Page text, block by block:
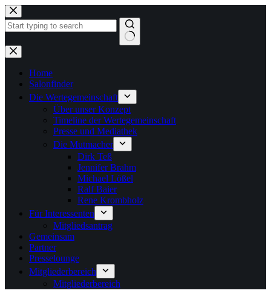
Zum
Inhalt
springen
Keine
Ergebnisse
Home
Salonfinder
Die Wertegemeinschaft
Über unser Konzept
Timeline der Wertegemeinschaft
Presse und Mediathek
Die Mutmacher
Dirk Teß
Jennifer Brahm
Michael Lößel
Ralf Baier
Rene Krombholz
Für Interessenten
Mitgliedsantrag
Gemeinsam
Partner
Presselounge
Mitgliederbereich
Mitgliederbereich